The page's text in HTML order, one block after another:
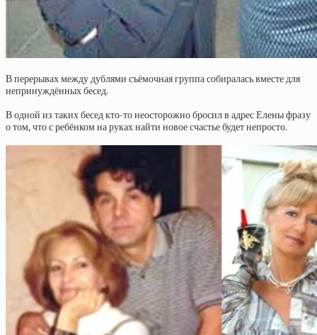
В перерывах между дублями съёмочная группа собиралась вместе для
непринуждённых бесед.
В одной из таких бесед кто-то неосторожно бросил в адрес Елены фразу
о том, что с ребёнком на руках найти новое счастье будет непросто.